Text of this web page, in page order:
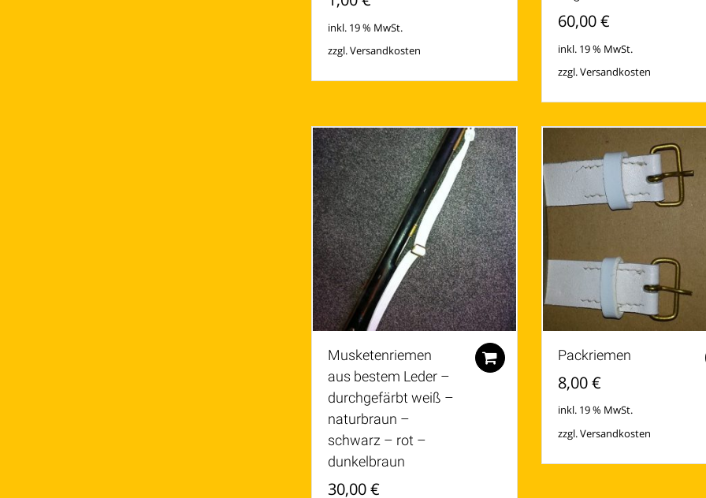
inkl. 19 % MwSt.
zzgl.Versandkosten
60,00€
inkl. 19 % MwSt.
zzgl.Versandkosten
Musketenriemen
aus bestem Leder –
durchgefärbt weiß –
naturbraun –
schwarz – rot –
dunkelbraun
30,00€
Zum Warenkorb hinzufügen
Packriemen
8,00€
inkl. 19 % MwSt.
zzgl.Versandkosten